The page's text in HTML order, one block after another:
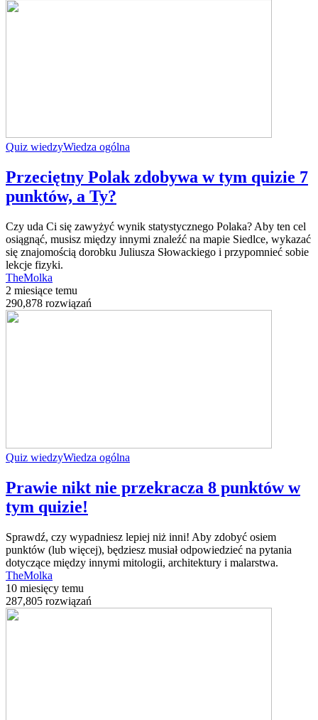
Quiz wiedzyWiedza ogólna
Przeciętny Polak zdobywa w tym quizie 7
punktów, a Ty?
Czy uda Ci się zawyżyć wynik statystycznego Polaka? Aby ten cel
osiągnąć, musisz między innymi znaleźć na mapie Siedlce, wykazać
się znajomością dorobku Juliusza Słowackiego i przypomnieć sobie
lekcje fizyki.
TheMolka
2 miesiące temu
290,878 rozwiązań
Quiz wiedzyWiedza ogólna
Prawie nikt nie przekracza 8 punktów w
tym quizie!
Sprawdź, czy wypadniesz lepiej niż inni! Aby zdobyć osiem
punktów (lub więcej), będziesz musiał odpowiedzieć na pytania
dotyczące między innymi mitologii, architektury i malarstwa.
TheMolka
10 miesięcy temu
287,805 rozwiązań